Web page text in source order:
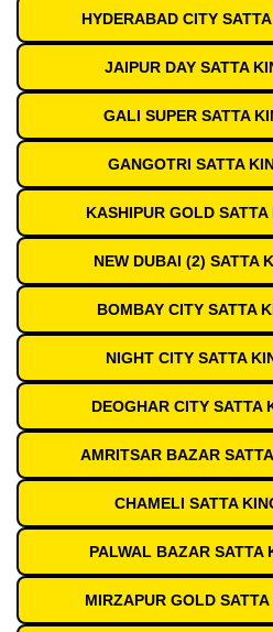
HYDERABAD CITY
JAIPUR DAY SATTA
GALI SUPER SATTA
GANGOTRI SATTA
KASHIPUR GOLD
NEW DUBAI (2) SATTA
BOMBAY CITY SATTA
NIGHT CITY SATTA
DEOGHAR CITY SATTA
AMRITSAR BAZAR
CHAMELI SATTA
PALWAL BAZAR SATTA
MIRZAPUR GOLD